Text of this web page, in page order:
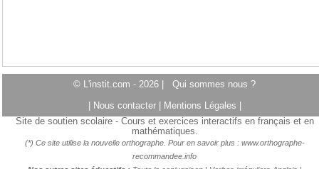
© L'instit.com - 2026 | Qui sommes nous ?
Nous contacter Mentions Légales
Site de soutien scolaire - Cours et exercices interactifs en français et en
mathématiques.
(*) Ce site utilise la nouvelle orthographe. Pour en savoir plus : www.orthographe-
recommandee.info